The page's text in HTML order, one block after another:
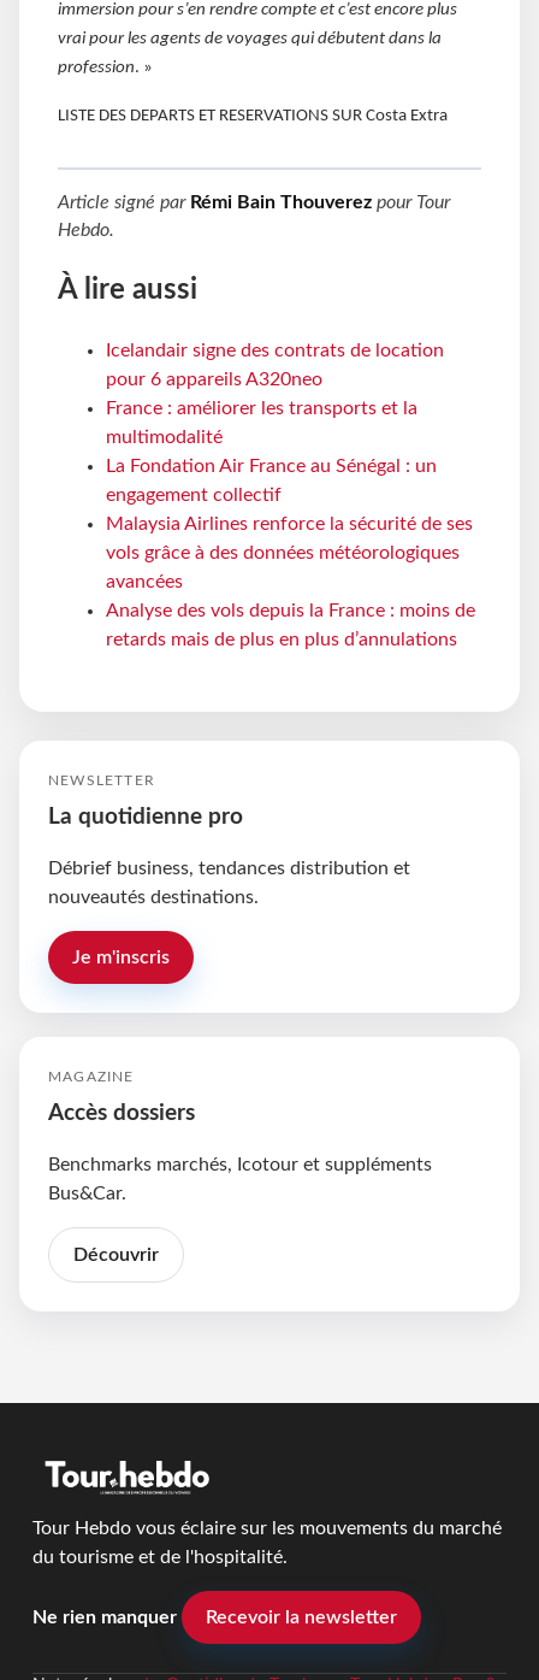
immersion pour s’en rendre compte et c’est encore plus
vrai pour les agents de voyages qui débutent dans la
profession. »
LISTE DES DEPARTS ET RESERVATIONS SUR Costa Extra
Article signé par Rémi Bain Thouverez pour Tour
Hebdo.
À lire aussi
Icelandair signe des contrats de location
pour 6 appareils A320neo
France : améliorer les transports et la
multimodalité
La Fondation Air France au Sénégal : un
engagement collectif
Malaysia Airlines renforce la sécurité de ses
vols grâce à des données météorologiques
avancées
Analyse des vols depuis la France : moins de
retards mais de plus en plus d’annulations
NEWSLETTER
La quotidienne pro
Débrief business, tendances distribution et
nouveautés destinations.
Je m'inscris
MAGAZINE
Accès dossiers
Benchmarks marchés, Icotour et suppléments
Bus&Car.
Découvrir
Tour Hebdo vous éclaire sur les mouvements du marché
du tourisme et de l'hospitalité.
Ne rien manquer Recevoir la newsletter